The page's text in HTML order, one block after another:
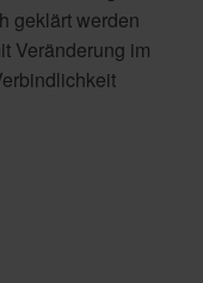
geklärt werden
Veränderung im